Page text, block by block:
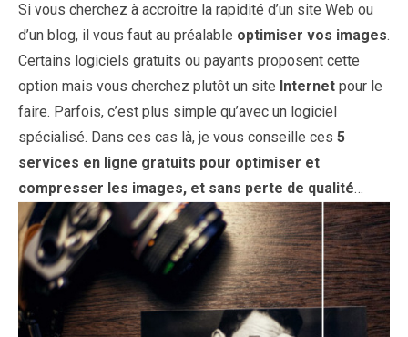
Si vous cherchez à accroître la rapidité d’un site Web ou
d’un blog, il vous faut au préalable optimiser vos images.
Certains logiciels gratuits ou payants proposent cette
option mais vous cherchez plutôt un site Internet pour le
faire. Parfois, c’est plus simple qu’avec un logiciel
spécialisé. Dans ces cas là, je vous conseille ces 5
services en ligne gratuits pour optimiser et
compresser les images, et sans perte de qualité…